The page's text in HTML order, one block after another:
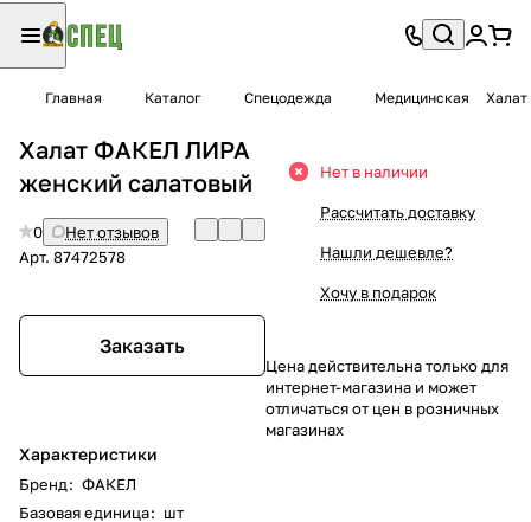
Главная Каталог Спецодежда Медицинская
Халат ФАКЕЛ ЛИРА
женский салатовый
0
Нет отзывов
Арт. 87472578
Заказать
Характеристики
Бренд: ФАКЕЛ
Базовая единица: шт
Нет в наличии
Рассчитать доставку
Нашли дешевле?
Хочу в подарок
Цена действительна только для
интернет-магазина и может
отличаться от цен в розничных
магазинах